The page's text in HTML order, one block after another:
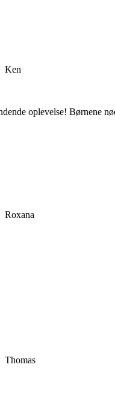
Ken
oplevelse! Børnene
Roxana
Thomas